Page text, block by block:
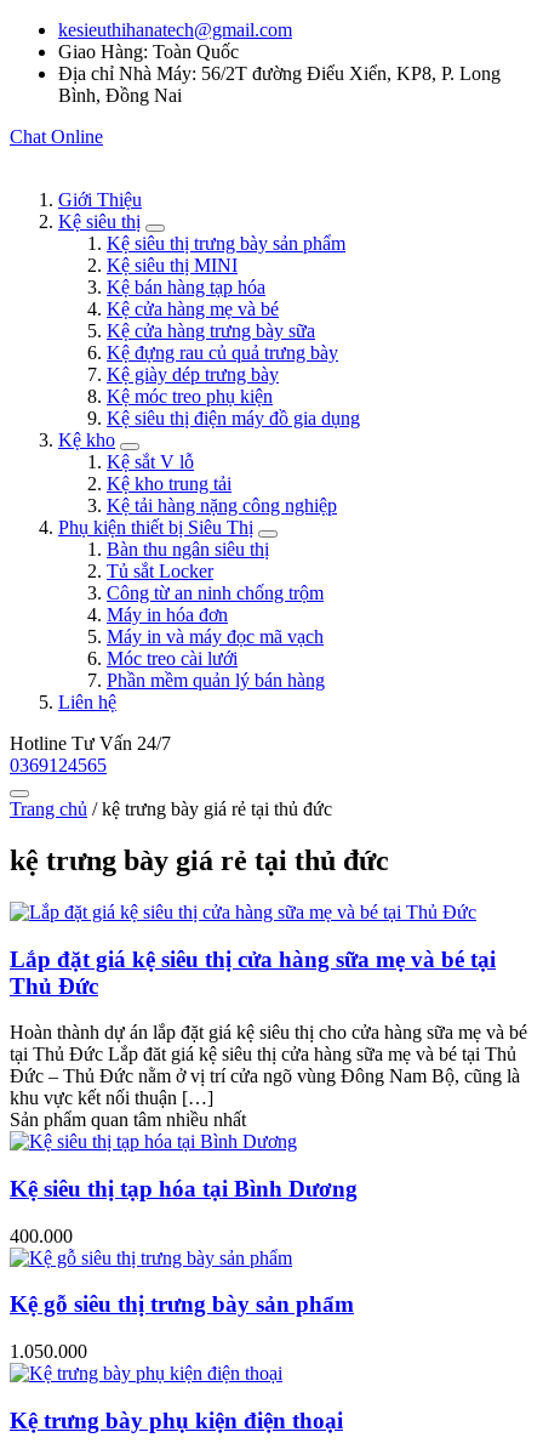
kesieuthihanatech@gmail.com
Giao Hàng: Toàn Quốc
Địa chỉ Nhà Máy: 56/2T đường Điểu Xiển, KP8, P. Long
Bình, Đồng Nai
Chat Online
Giới Thiệu
Kệ siêu thị
Kệ siêu thị trưng bày sản phẩm
Kệ siêu thị MINI
Kệ bán hàng tạp hóa
Kệ cửa hàng mẹ và bé
Kệ cửa hàng trưng bày sữa
Kệ đựng rau củ quả trưng bày
Kệ giày dép trưng bày
Kệ móc treo phụ kiện
Kệ siêu thị điện máy đồ gia dụng
Kệ kho
Kệ sắt V lỗ
Kệ kho trung tải
Kệ tải hàng nặng công nghiệp
Phụ kiện thiết bị Siêu Thị
Bàn thu ngân siêu thị
Tủ sắt Locker
Công từ an ninh chống trộm
Máy in hóa đơn
Máy in và máy đọc mã vạch
Móc treo cài lưới
Phần mềm quản lý bán hàng
Liên hệ
Hotline Tư Vấn 24/7
0369124565
Trang chủ /kệ trưng bày giá rẻ tại thủ đức
kệ trưng bày giá rẻ tại thủ đức
Lắp đặt giá kệ siêu thị cửa hàng sữa mẹ và bé tại
Thủ Đức
Hoàn thành dự án lắp đặt giá kệ siêu thị cho cửa hàng sữa mẹ và bé
tại Thủ Đức Lắp đăt giá kệ siêu thị cửa hàng sữa mẹ và bé tại Thủ
Đức – Thủ Đức nằm ở vị trí cửa ngõ vùng Đông Nam Bộ, cũng là
khu vực kết nối thuận […]
Sản phẩm quan tâm nhiều nhất
Kệ siêu thị tạp hóa tại Bình Dương
400.000
Kệ gỗ siêu thị trưng bày sản phẩm
1.050.000
Kệ trưng bày phụ kiện điện thoại